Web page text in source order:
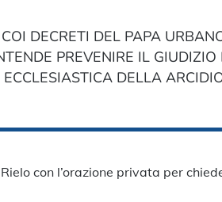
DECRETI DEL PAPA
PREVENIRE IL
DELLA
con l’orazione privata per